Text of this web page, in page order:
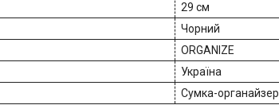
29 см
Чорний
ORGANIZE
Україна
Сумка-органайзер